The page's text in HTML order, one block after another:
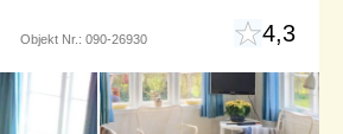
Objekt Nr.: 090-26930 4,3